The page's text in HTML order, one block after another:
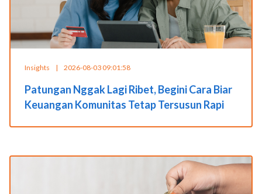
Insights | 2026-08-03 09:01:58
Patungan Nggak Lagi Ribet, Begini Cara Biar
Keuangan Komunitas Tetap Tersusun Rapi